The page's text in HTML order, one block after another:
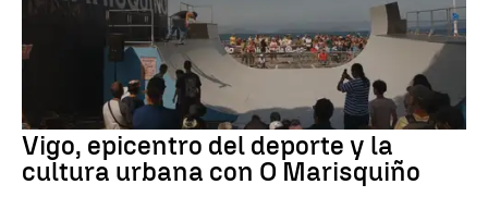
Vigo, epicentro del deporte y la
cultura urbana con O Marisquiño